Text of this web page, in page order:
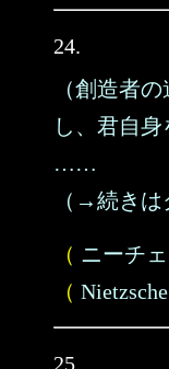
24.
（創造者
し、君自身
……
（→続きは
（ ニーチェ
（ Nietzsche
25.